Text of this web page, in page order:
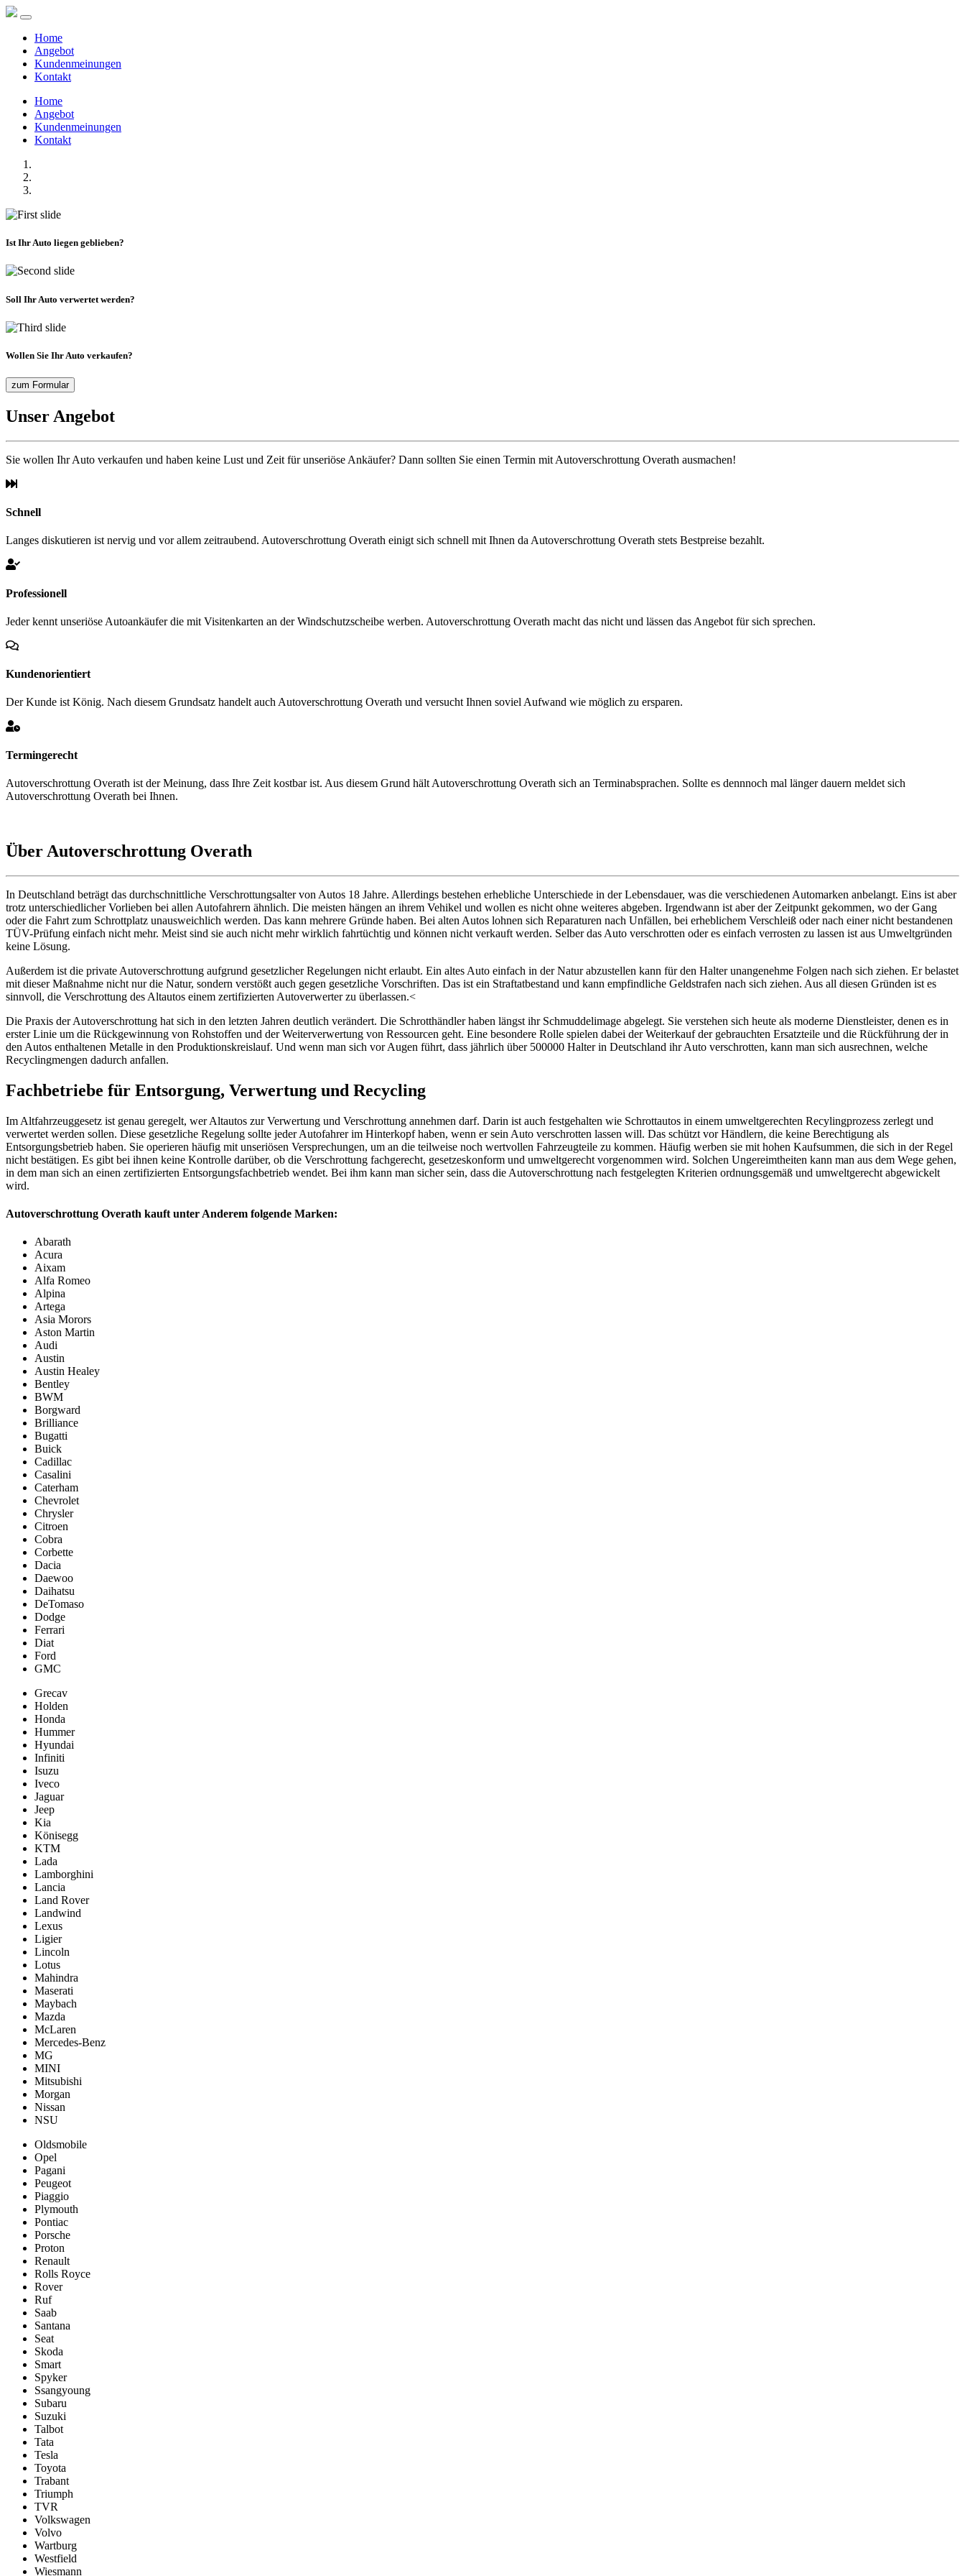
Home
Angebot
Kundenmeinungen
Kontakt
Home
Angebot
Kundenmeinungen
Kontakt
Ist Ihr Auto liegen geblieben?
Soll Ihr Auto verwertet werden?
Wollen Sie Ihr Auto verkaufen?
zum Formular
Unser Angebot
Sie wollen Ihr Auto verkaufen und haben keine Lust und Zeit für unseriöse Ankäufer? Dann sollten Sie einen Termin mit Autoverschrottung Overath ausmachen!
Schnell
Langes diskutieren ist nervig und vor allem zeitraubend. Autoverschrottung Overath einigt sich schnell mit Ihnen da Autoverschrottung Overath stets Bestpreise bezahlt.
Professionell
Jeder kennt unseriöse Autoankäufer die mit Visitenkarten an der Windschutzscheibe werben. Autoverschrottung Overath macht das nicht und lässen das Angebot für sich sprechen.
Kundenorientiert
Der Kunde ist König. Nach diesem Grundsatz handelt auch Autoverschrottung Overath und versucht Ihnen soviel Aufwand wie möglich zu ersparen.
Termingerecht
Autoverschrottung Overath ist der Meinung, dass Ihre Zeit kostbar ist. Aus diesem Grund hält Autoverschrottung Overath sich an Terminabsprachen. Sollte es dennnoch mal länger dauern meldet sich
Autoverschrottung Overath bei Ihnen.
Über Autoverschrottung Overath
In Deutschland beträgt das durchschnittliche Verschrottungsalter von Autos 18 Jahre. Allerdings bestehen erhebliche Unterschiede in der Lebensdauer, was die verschiedenen Automarken anbelangt. Eins ist aber
trotz unterschiedlicher Vorlieben bei allen Autofahrern ähnlich. Die meisten hängen an ihrem Vehikel und wollen es nicht ohne weiteres abgeben. Irgendwann ist aber der Zeitpunkt gekommen, wo der Gang
oder die Fahrt zum Schrottplatz unausweichlich werden. Das kann mehrere Gründe haben. Bei alten Autos lohnen sich Reparaturen nach Unfällen, bei erheblichem Verschleiß oder nach einer nicht bestandenen
TÜV-Prüfung einfach nicht mehr. Meist sind sie auch nicht mehr wirklich fahrtüchtig und können nicht verkauft werden. Selber das Auto verschrotten oder es einfach verrosten zu lassen ist aus Umweltgründen
keine Lösung.
Außerdem ist die private Autoverschrottung aufgrund gesetzlicher Regelungen nicht erlaubt. Ein altes Auto einfach in der Natur abzustellen kann für den Halter unangenehme Folgen nach sich ziehen. Er belastet
mit dieser Maßnahme nicht nur die Natur, sondern verstößt auch gegen gesetzliche Vorschriften. Das ist ein Straftatbestand und kann empfindliche Geldstrafen nach sich ziehen. Aus all diesen Gründen ist es
sinnvoll, die Verschrottung des Altautos einem zertifizierten Autoverwerter zu überlassen.<
Die Praxis der Autoverschrottung hat sich in den letzten Jahren deutlich verändert. Die Schrotthändler haben längst ihr Schmuddelimage abgelegt. Sie verstehen sich heute als moderne Dienstleister, denen es in
erster Linie um die Rückgewinnung von Rohstoffen und der Weiterverwertung von Ressourcen geht. Eine besondere Rolle spielen dabei der Weiterkauf der gebrauchten Ersatzteile und die Rückführung der in
den Autos enthaltenen Metalle in den Produktionskreislauf. Und wenn man sich vor Augen führt, dass jährlich über 500000 Halter in Deutschland ihr Auto verschrotten, kann man sich ausrechnen, welche
Recyclingmengen dadurch anfallen.
Fachbetriebe für Entsorgung, Verwertung und Recycling
Im Altfahrzeuggesetz ist genau geregelt, wer Altautos zur Verwertung und Verschrottung annehmen darf. Darin ist auch festgehalten wie Schrottautos in einem umweltgerechten Recylingprozess zerlegt und
verwertet werden sollen. Diese gesetzliche Regelung sollte jeder Autofahrer im Hinterkopf haben, wenn er sein Auto verschrotten lassen will. Das schützt vor Händlern, die keine Berechtigung als
Entsorgungsbetrieb haben. Sie operieren häufig mit unseriösen Versprechungen, um an die teilweise noch wertvollen Fahrzeugteile zu kommen. Häufig werben sie mit hohen Kaufsummen, die sich in der Regel
nicht bestätigen. Es gibt bei ihnen keine Kontrolle darüber, ob die Verschrottung fachgerecht, gesetzeskonform und umweltgerecht vorgenommen wird. Solchen Ungereimtheiten kann man aus dem Wege gehen,
in dem man sich an einen zertifizierten Entsorgungsfachbetrieb wendet. Bei ihm kann man sicher sein, dass die Autoverschrottung nach festgelegten Kriterien ordnungsgemäß und umweltgerecht abgewickelt
wird.
Autoverschrottung Overath kauft unter Anderem folgende Marken:
Abarath
Acura
Aixam
Alfa Romeo
Alpina
Artega
Asia Morors
Aston Martin
Audi
Austin
Austin Healey
Bentley
BWM
Borgward
Brilliance
Bugatti
Buick
Cadillac
Casalini
Caterham
Chevrolet
Chrysler
Citroen
Cobra
Corbette
Dacia
Daewoo
Daihatsu
DeTomaso
Dodge
Ferrari
Diat
Ford
GMC
Grecav
Holden
Honda
Hummer
Hyundai
Infiniti
Isuzu
Iveco
Jaguar
Jeep
Kia
Könisegg
KTM
Lada
Lamborghini
Lancia
Land Rover
Landwind
Lexus
Ligier
Lincoln
Lotus
Mahindra
Maserati
Maybach
Mazda
McLaren
Mercedes-Benz
MG
MINI
Mitsubishi
Morgan
Nissan
NSU
Oldsmobile
Opel
Pagani
Peugeot
Piaggio
Plymouth
Pontiac
Porsche
Proton
Renault
Rolls Royce
Rover
Ruf
Saab
Santana
Seat
Skoda
Smart
Spyker
Ssangyoung
Subaru
Suzuki
Talbot
Tata
Tesla
Toyota
Trabant
Triumph
TVR
Volkswagen
Volvo
Wartburg
Westfield
Wiesmann